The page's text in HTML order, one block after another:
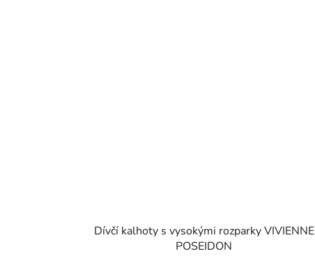
Dívčí kalhoty s vysokými rozparky VIVIENNE
POSEIDON